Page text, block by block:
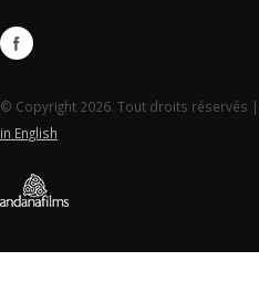
© Copyright 2026. Tout droits réservés |
in English